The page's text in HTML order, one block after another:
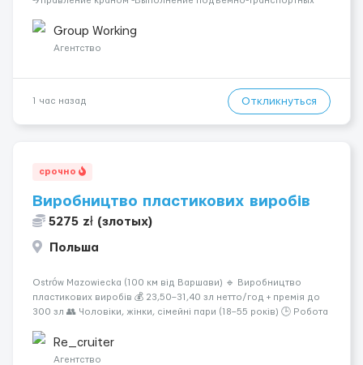
инструкций по безопасности. -Опыт управления различными
типами кранов (моб...
Group Working
Агентство
1 час назад Откликнуться
срочно
Виробництво пластикових виробів
5275 zł (злотых)
Польша
Ostrów Mazowiecka (100 км від Варшави) 🔹 Виробництво
пластикових виробів 💰 23,50–31,40 зл нетто/год + премія до
300 зл 👥 Чоловіки, жінки, сімейні пари (18–55 років) 🕒 Робота
житло — 400 зл. 📦 Обов...
Re_cruiter
Агентство